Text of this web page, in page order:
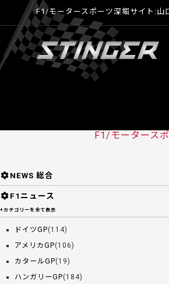
F1/モータースポーツ深堀サイト:山
F1/モータース
NEWS 総合
F1ニュース
+カテゴリーを全て表示
ドイツGP(114)
アメリカGP(106)
カタールGP(19)
ハンガリーGP(184)